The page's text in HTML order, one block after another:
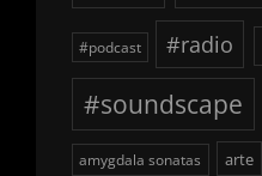
#podcast #radio
#soundscape
amygdala sonatas arte